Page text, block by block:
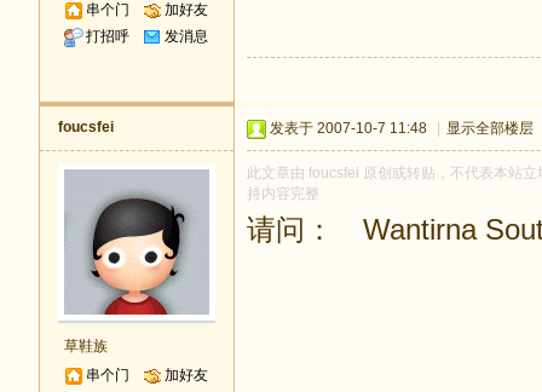
串个门
加好友
打招呼
发消息
foucsfei
草鞋族
串个门
加好友
发表于 2007-10-7 11:48 显示全部楼层
此文章由 foucsfei 原创或转贴，不代表本站
持内容完整
请问： Wantirna